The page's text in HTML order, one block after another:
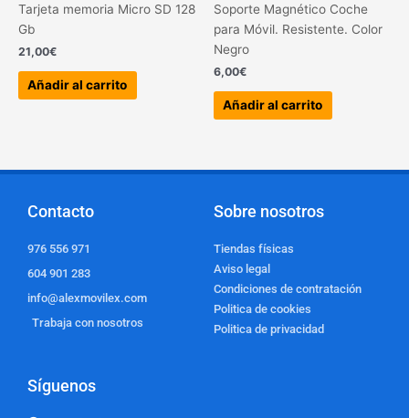
Tarjeta memoria Micro SD 128
Gb
21,00€
Añadir al carrito
Soporte Magnético Coche
para Móvil. Resistente. Color
Negro
6,00€
Añadir al carrito
Contacto
976 556 971
604 901 283
info@alexmovilex.com
Trabaja con nosotros
Sobre nosotros
Tiendas físicas
Aviso legal
Condiciones de contratación
Politica de cookies
Politica de privacidad
Síguenos